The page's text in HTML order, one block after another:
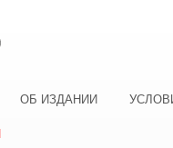
ОБ ИЗДАНИИ